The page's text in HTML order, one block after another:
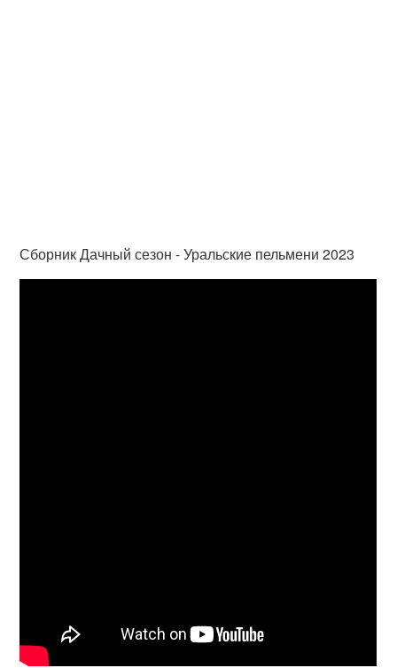
Сборник Дачный сезон - Уральские пельмени 2023